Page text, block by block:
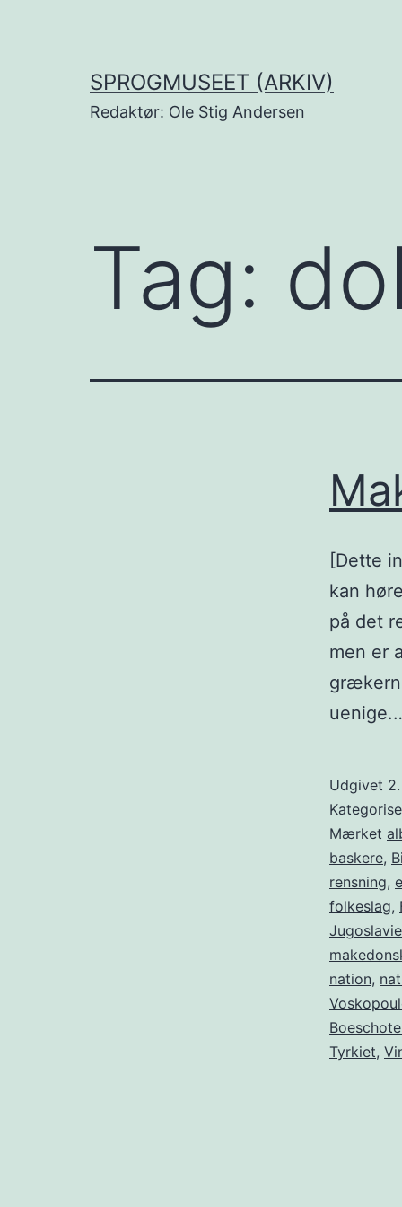
SPROGMUSEET (ARKIV)
Redaktør: Ole Stig Andersen
Tag:
[Dette
kan
på det
men er
Udgivet
Mærket
baskere,
rensning,
folkeslag,
nation,
Tyrkiet,